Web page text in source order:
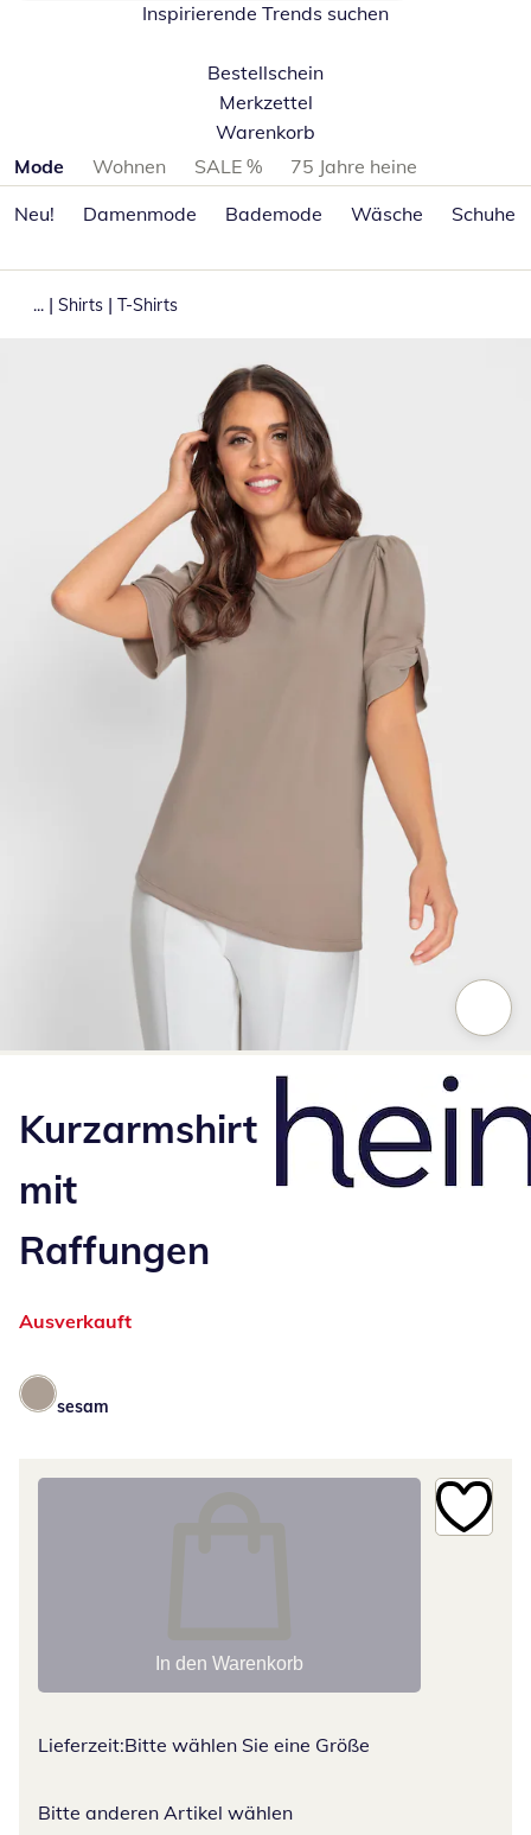
Inspirierende Trends suchen
Bestellschein
Merkzettel
Warenkorb
Produktkategorien überspringen
Mode Wohnen SALE %
75 Jahre heine
Neu!
Damenmode Bademode Wäsche Schuhe
... | Shirts | T-Shirts
Kurzarmshirt
mit
Raffungen
Ausverkauft
sesam
In den Warenkorb
Lieferzeit:Bitte wählen Sie eine Größe
Bitte anderen Artikel wählen